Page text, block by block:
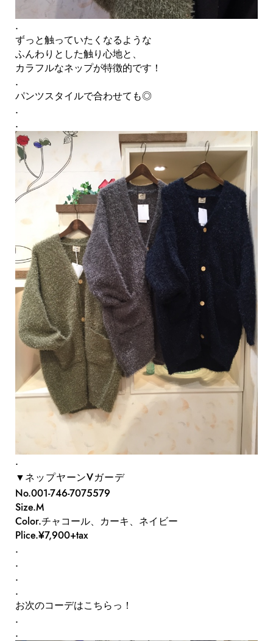
.
ずっと触っていたくなるような
ふんわりとした触り心地と、
カラフルなネップが特徴的です！
.
パンツスタイルで合わせても◎
.
.
.
▼ネップヤーンVガーデ
No.001-746-7075579
Size.M
Color.チャコール、カーキ、ネイビー
Plice.¥7,900+tax
.
.
.
.
お次のコーデはこちらっ！
.
.